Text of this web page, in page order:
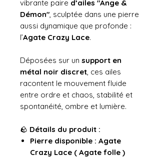
vibrante paire d’ailes "Ange &
Démon", sculptée dans une pierre
aussi dynamique que profonde :
l’Agate Crazy Lace.
Déposées sur un support en
métal noir discret, ces ailes
racontent le mouvement fluide
entre ordre et chaos, stabilité et
spontanéité, ombre et lumière.
🪨 Détails du produit :
Pierre disponible : Agate
Crazy Lace ( Agate folle )